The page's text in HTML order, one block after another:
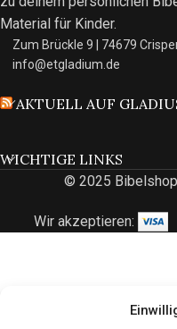
Material für Kinder.
Zum Brückle 9 | 74679
info@etgladium.de
AKTUELL AUF
WICHTIGE LINKS
© 2025
Wir akzeptieren: